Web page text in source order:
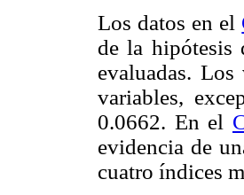
Los datos en el
de la hipótesis
evaluadas.
variables,
0.0662. En el
evidencia de
cuatro índices